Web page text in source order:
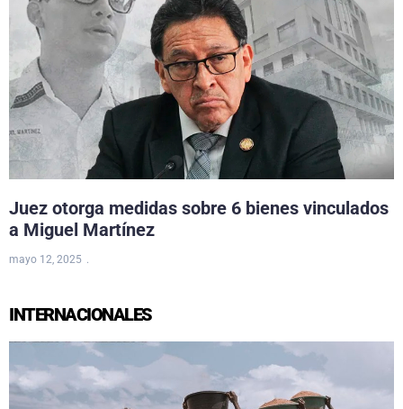
Juez otorga medidas sobre 6 bienes vinculados
a Miguel Martínez
mayo 12, 2025
INTERNACIONALES